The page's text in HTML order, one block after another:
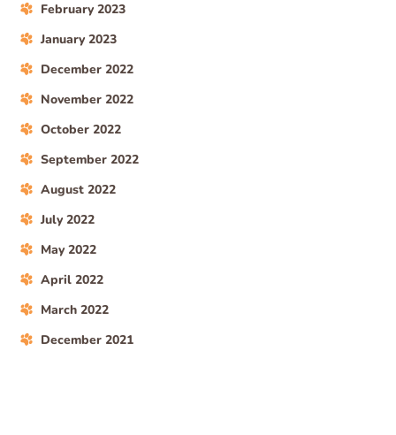
February 2023
January 2023
December 2022
November 2022
October 2022
September 2022
August 2022
July 2022
May 2022
April 2022
March 2022
December 2021